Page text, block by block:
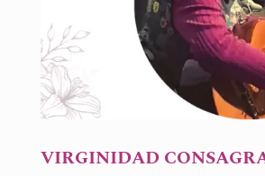
VIRGINIDAD